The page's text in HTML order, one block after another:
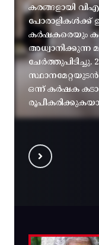
കരങ്ങളായി
പോരാളികൾക്ക്
കർഷകരെയും
ചേർത്തുപിടിച്ചു.
ഒന്ന് കർഷക